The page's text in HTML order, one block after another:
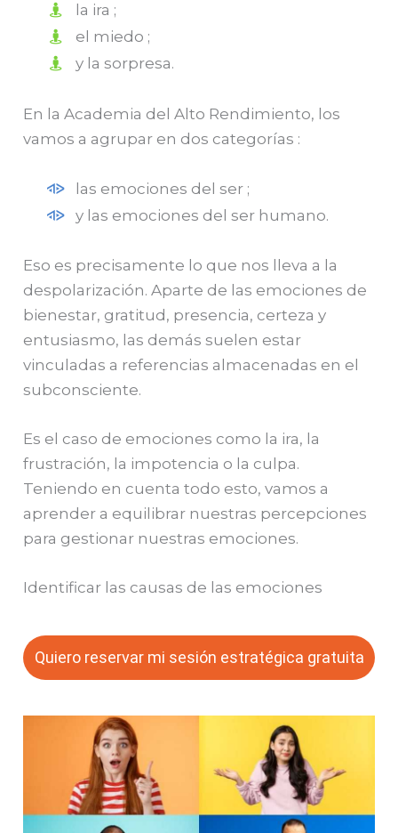
la ira ;
el miedo ;
y la sorpresa.
En la Academia del Alto Rendimiento, los
vamos a agrupar en dos categorías :
las emociones del ser ;
y las emociones del ser humano.
Eso es precisamente lo que nos lleva a la
despolarización.Aparte de las emociones de
bienestar, gratitud, presencia, certeza y
entusiasmo, las demás suelen estar
vinculadas a referencias almacenadas en el
subconsciente.
Es el caso de emociones como la ira, la
frustración, la impotencia o la culpa.
Teniendo en cuenta todo esto, vamos a
aprender a equilibrar nuestras percepciones
para gestionar nuestras emociones.
Identificar las causas de las emociones
Quiero reservar mi sesión estratégica gratuita